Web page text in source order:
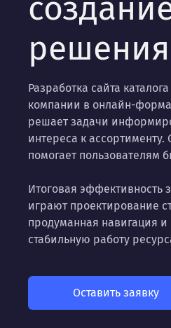
Разработка сайта
компании в онлайн-
решает задачи
интереса к
помогает пользователям
Итоговая эффективность
играют проектирование
продуманная навигация
стабильную работу
Оставить заявку